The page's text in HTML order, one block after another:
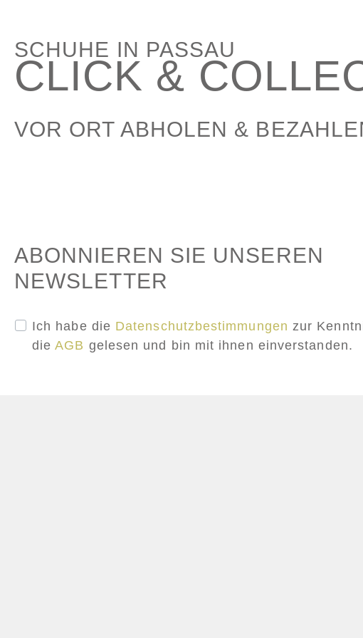
SCHUHE IN PASSAU
CLICK &
VOR ORT ABHOLEN &
ABONNIEREN SIE UNSEREN
NEWSLETTER
Ich habe die Datenschutzbestimmungen zur
dieAGB gelesen und bin mit ihnen einverstanden.